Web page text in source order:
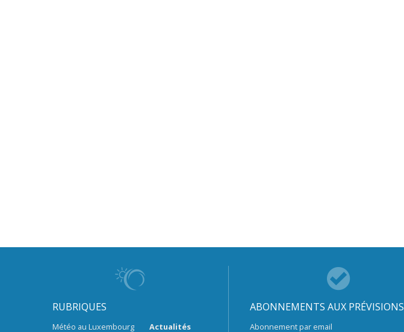
RUBRIQUES
Météo au Luxembourg Actualités
ABONNEMENTS AUX PRÉVISIONS
Abonnement par email